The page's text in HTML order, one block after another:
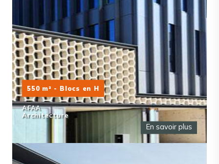
550 m² - Blocs en H
AFAA
Architecture
En savoir plus